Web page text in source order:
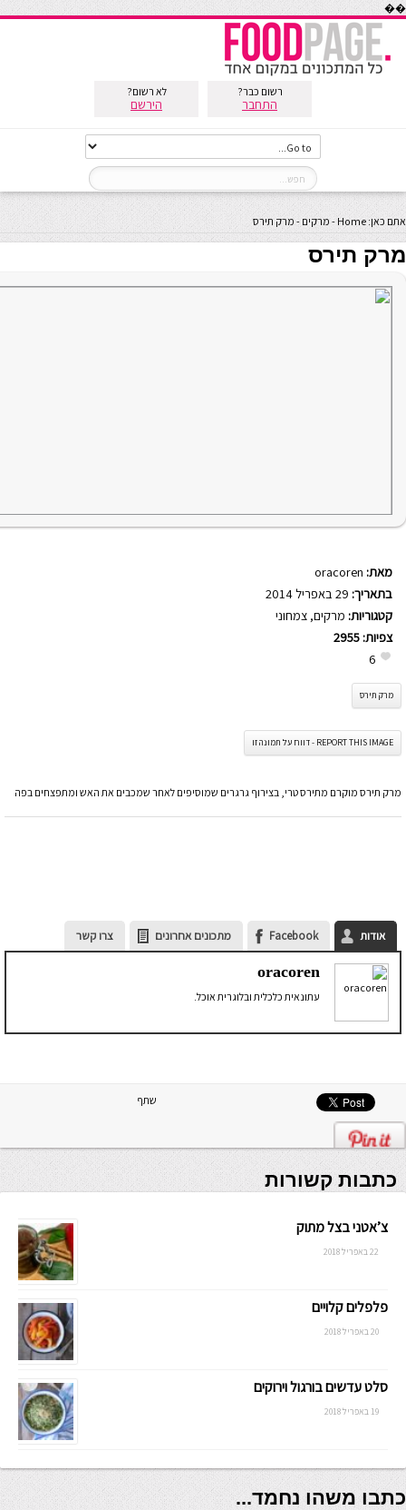
��
רשום כבר?
התחבר
לא רשום?
הירשם
אתם כאן: Home
- מרקים - מרק תירס
מרק תירס
מאת: oracoren
בתאריך:
קטגוריות: מרקים, צמחוני
צפיות: 2955
6
מרק תירס
REPORT THIS IMAGE - דווח על תמונה זו
מרק תירס מוקרם מתירס טרי, בצירוף גרגרים שמוסיפים לאחר שמכבים את האש ומתפצחים בפה
אודות Facebook מתכונים אחרונים צרו קשר
oracoren
עתונאית כלכלית ובלוגרית אוכל.
שתף
כתבות קשורות
צ’אטני בצל מתוק
22 באפריל 2018
פלפלים קלויים
20 באפריל 2018
סלט עדשים בורגול וירוקים
19 באפריל 2018
כתבו משהו נחמד...